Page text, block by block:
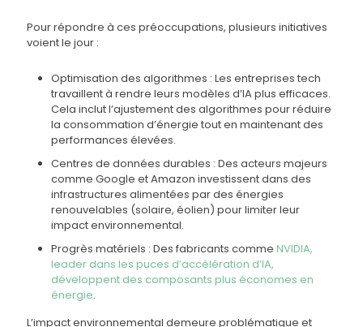
Pour répondre à ces préoccupations, plusieurs initiatives
voient le jour :
Optimisation des algorithmes : Les entreprises tech
travaillent à rendre leurs modèles d’IA plus efficaces.
Cela inclut l’ajustement des algorithmes pour réduire
la consommation d’énergie tout en maintenant des
performances élevées.
Centres de données durables : Des acteurs majeurs
comme Google et Amazon investissent dans des
infrastructures alimentées par des énergies
renouvelables (solaire, éolien) pour limiter leur
impact environnemental.
Progrès matériels : Des fabricants comme NVIDIA,
leader dans les puces d’accélération d’IA,
développent des composants plus économes en
énergie.
L’impact environnemental demeure problématique et